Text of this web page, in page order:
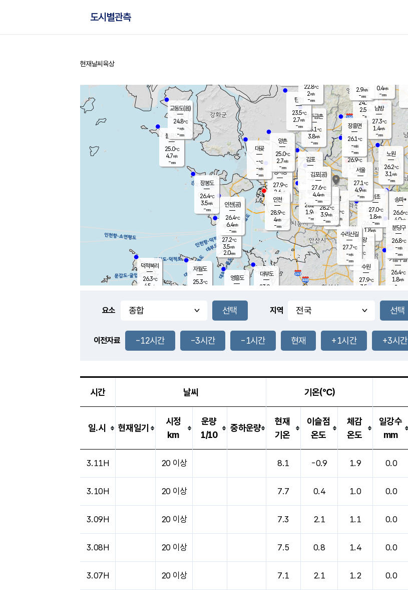
도시별관측
홈
현재날씨 육상
풍도
2.8m/s
0.5
무의도
27.2℃
3.5m/s
2.0mm
영흥도
볼음도
25.0℃
4.7m/s
-mm
자월도
25.3℃
양주
24.2℃
2.5
-mm
과천
26.2℃
1.8m/s
- mm
장봉도
26.4℃
3.5m/s
-mm
-mm
25.8
℃
대부도
23.9
-
경서동
27.9℃
2.6 m/s
-mm
파주금촌
25.1℃
3.8m/s
-mm
대곶
-℃
-m/s
-mm
탄현
23.5℃
2.7m/s
-mm
26.2℃
0.9m/s
-mm
의왕
- ℃
m/s
mm
김포
- ℃
-m/s
mm
광명
28.0
℃
3.0 m/s
-mm
부천
28.2℃
1.9m/s
-mm
-mm
양촌
25.0℃
2.7m/s
-mm
구로
28.2℃
3.9m/s
-mm
은평
26.9℃
1.9 m/s
- mm
노원
26.2℃
3.1 m/s
-mm
송파*
26.6℃
4.0m/s
-mm
서초
27.0℃
1.8m/s
-mm
남방
27.3℃
1.4m/s
-mm
기흥구갈
26.4℃
1.8m/s
-
수리산길
27.7℃
-m/s
-mm
분당구
26.8℃
-m/s
-mm
장흥면
26.1℃
-m/s
-mm
2.9m/s
-mm
덕적북리
26.3℃
4.5 m/s
인천(공)
26.4℃
6.4m/s
-mm
김포(공)
27.6℃
4.4m/s
-mm
교동도(음)
24.8℃
-m/s
-mm
수원
27.9℃
3.5 m/s
인천
28.9℃
4m/s
-mm
서울
27.1℃
4.9m/s
-mm
22.8℃
2m/s
-mm
0.4m/s
-mm
요소 지역
이전자료 -12시간 -3시간 -1시간 현재 +1시간 +3시간
시간 날씨 기온(℃)
일.시 현재일기
시정
km
운량
1/10
중하운량
현재
기온
이슬점
온도
체감
온도
일강수
mm
3.11H 20 이상 8.1 -0.9 1.9 0.0
3.10H 20 이상 7.7 0.4 1.0 0.0
3.09H 20 이상 7.3 2.1 1.1 0.0
3.08H 20 이상 7.5 0.8 1.4 0.0
3.07H 20 이상 7.1 2.1 1.2 0.0